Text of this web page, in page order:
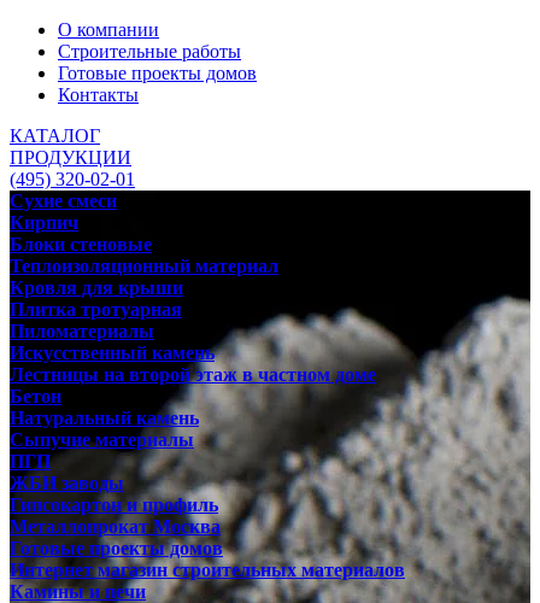
О компании
Строительные работы
Готовые проекты домов
Контакты
КАТАЛОГ
ПРОДУКЦИИ
(495) 320-02-01
Сухие смеси
Кирпич
Блоки стеновые
Теплоизоляционный материал
Кровля для крыши
Плитка тротуарная
Пиломатериалы
Искусственный камень
Лестницы на второй этаж в частном доме
Бетон
Натуральный камень
Сыпучие материалы
ПГП
ЖБИ заводы
Гипсокартон и профиль
Металлопрокат Москва
Готовые проекты домов
Интернет магазин строительных материалов
Камины и печи